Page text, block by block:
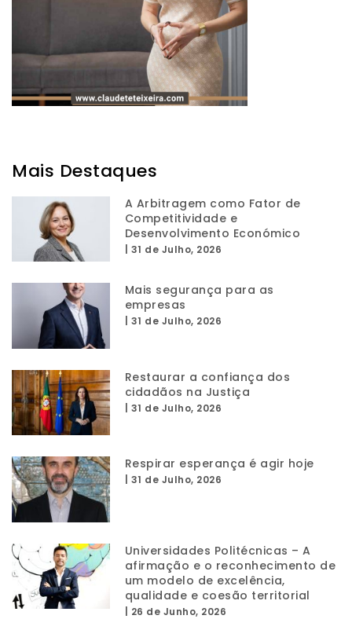
Mais Destaques
A Arbitragem como Fator de
Competitividade e
Desenvolvimento Económico
31 de Julho, 2026
Mais segurança para as
empresas
31 de Julho, 2026
Restaurar a confiança dos
cidadãos na Justiça
31 de Julho, 2026
Respirar esperança é agir hoje
31 de Julho, 2026
Universidades Politécnicas – A
afirmação e o reconhecimento de
um modelo de excelência,
qualidade e coesão territorial
26 de Junho, 2026